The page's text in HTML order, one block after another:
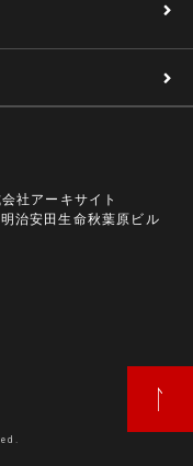
社アーキサイト
安田生命秋葉原ビル